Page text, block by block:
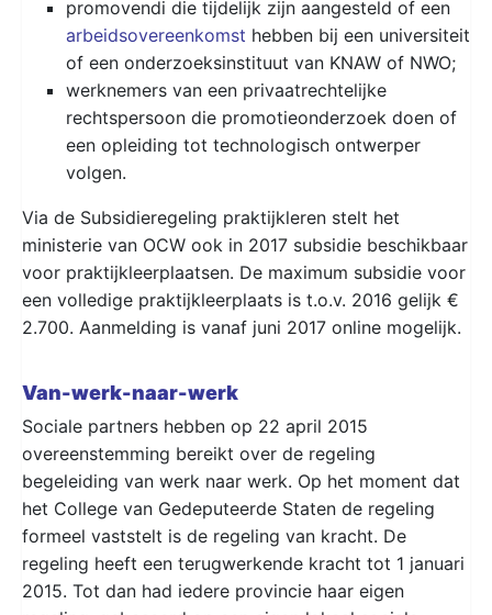
promovendi die tijdelijk zijn aangesteld of een
arbeidsovereenkomst hebben bij een universiteit
of een onderzoeksinstituut van KNAW of NWO;
werknemers van een privaatrechtelijke
rechtspersoon die promotieonderzoek doen of
een opleiding tot technologisch ontwerper
volgen.
Via de Subsidieregeling praktijkleren stelt het
ministerie van OCW ook in 2017 subsidie beschikbaar
voor praktijkleerplaatsen. De maximum subsidie voor
een volledige praktijkleerplaats is t.o.v. 2016 gelijk €
2.700. Aanmelding is vanaf juni 2017 online mogelijk.
Van-werk-naar-werk
Sociale partners hebben op 22 april 2015
overeenstemming bereikt over de regeling
begeleiding van werk naar werk. Op het moment dat
het College van Gedeputeerde Staten de regeling
formeel vaststelt is de regeling van kracht. De
regeling heeft een terugwerkende kracht tot 1 januari
2015. Tot dan had iedere provincie haar eigen